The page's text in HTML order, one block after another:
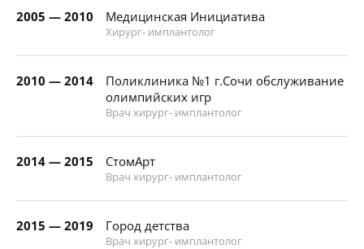
2005 — 2010
Медицинская Инициатива
Хирург- имплантолог
2010 — 2014
Поликлиника №1 г.Сочи обслуживание
олимпийских игр
Врач хирург- имплантолог
2014 — 2015 СтомАрт
Врач хирург- имплантолог
2015 — 2019 Город детства
Врач хирург- имплантолог